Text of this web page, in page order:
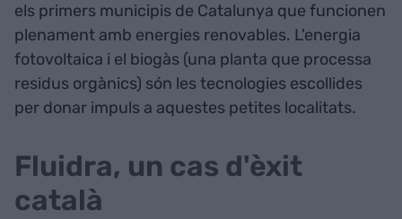
els primers municipis de Catalunya que funcionen
plenament amb energies renovables. L'energia
fotovoltaica i el biogàs (una planta que processa
residus orgànics) són les tecnologies escollides
per donar impuls a aquestes petites localitats.
Fluidra, un cas d'èxit
català